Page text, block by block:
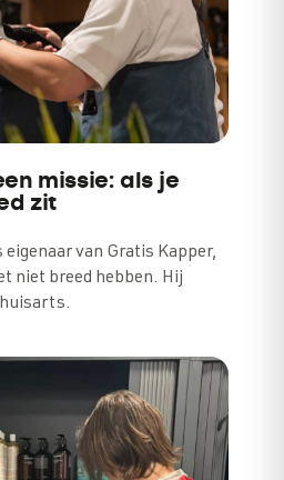
missie: als je
zit
van Gratis Kapper,
niet breed hebben. Hij